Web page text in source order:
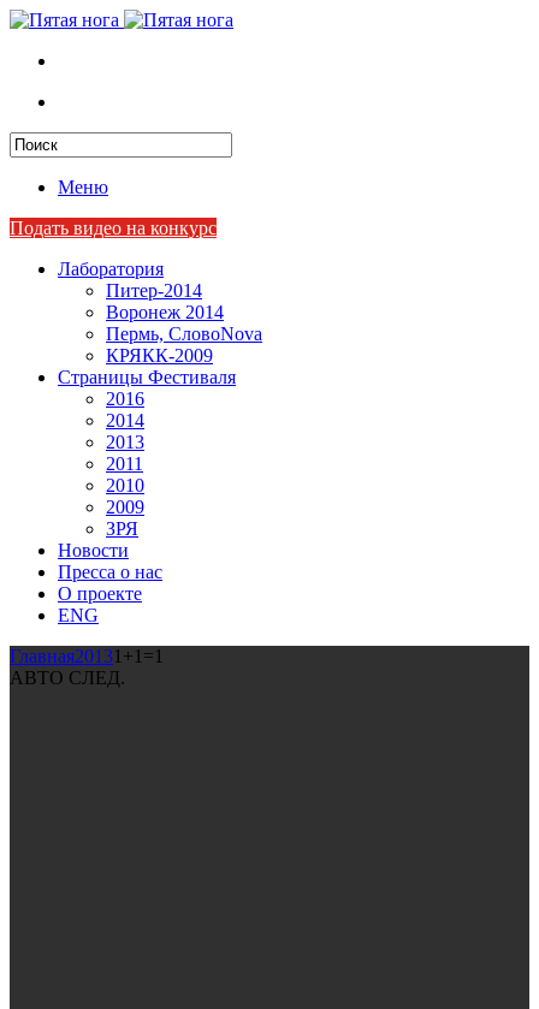
Меню
Подать видео на конкурс
Лаборатория
Питер-2014
Воронеж 2014
Пермь, СловоNova
КРЯКК-2009
Страницы Фестиваля
2016
2014
2013
2011
2010
2009
ЗРЯ
Новости
Пресса о нас
О проекте
ENG
Главная20131+1=1
АВТО СЛЕД.